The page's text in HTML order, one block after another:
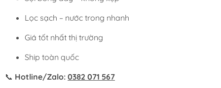
Lọc sạch – nước trong nhanh
Giá tốt nhất thị trường
Ship toàn quốc
📞 Hotline/Zalo: 0382 071 567